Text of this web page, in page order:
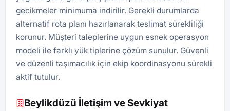
gecikmeler minimuma indirilir. Gerekli durumlarda
alternatif rota planı hazırlanarak teslimat sürekliliği
korunur. Müşteri taleplerine uygun esnek operasyon
modeli ile farklı yük tiplerine çözüm sunulur. Güvenli
ve düzenli taşımacılık için ekip koordinasyonu sürekli
aktif tutulur.
Beylikdüzü İletişim ve Sevkiyat